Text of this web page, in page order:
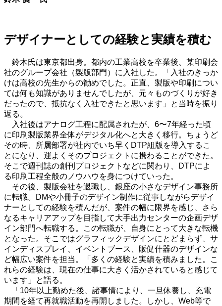
デザイナーとしての経験と実績を積む
鈴木氏は東京都出身。都内の工業高校を卒業後、某印刷会
社のグループ会社（製版部門）に入社した。「入社のきっか
けは高校の先生からの勧めでした。正直、製版や印刷につい
ては何も知識がありませんでしたが、元々ものづくりが好き
だったので、抵抗なく入社できたと思います」と当時を振り
返る。
入社後はアナログ工程に配属されたが、6〜7年経った頃
に印刷製版業界全体がデジタル化へと大きく移行。ちょうど
その時、所属部署が社内でいち早くDTP組版を導入するこ
とになり、運よくそのプロジェクトに携わることができた。
そこで週刊誌の創刊プロジェクトなどに関わり、DTPによ
る印刷工程全般のノウハウを身につけていった。
その後、製版会社を退職し、銀座の小さなデザイン事務所
に転職。DMや小冊子のデザイン制作に従事しながらデザイ
ナーとしての経験を積んだが、案件の幅に限界を感じ、さら
なるキャリアアップを目指して大手出力センターの企画デザ
イン部門へ転職する。この転職が、自身にとって大きな転機
となった。そこではグラフィックデザインにとどまらず、サ
インディスプレイ、イベントブース、販促什器のデザインな
ど幅広い案件を担当。「多くの経験と実績を積みました。こ
れらの経験は、現在の仕事に大きく活かされていると感じて
います」と語る。
「10年以上勤めた後、諸事情により、一旦休養し、充電
期間を経て再就職活動を再開しました。しかし、Web等で